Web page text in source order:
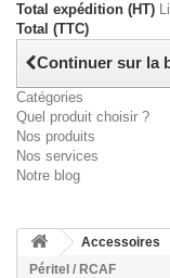
Total expédition (HT)
Total (TTC)
Continuer sur la
Catégories
Quel produit choisir ?
Nos produits
Nos services
Notre blog
Accessoires
Péritel / RCAF